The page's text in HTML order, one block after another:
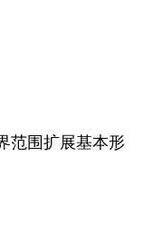
范围扩展基本形